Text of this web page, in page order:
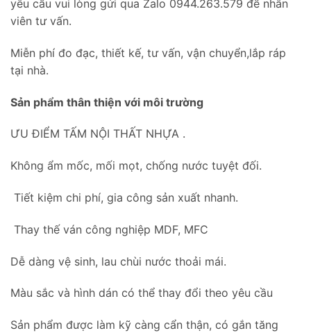
yêu cầu vui lòng gửi qua Zalo 0944.263.579 để nhân
viên tư vấn.
Miễn phí đo đạc, thiết kế, tư vấn, vận chuyển,lắp ráp
tại nhà.
Sản phẩm thân thiện với môi trường
ƯU ĐIỂM TẤM NỘI THẤT NHỰA .
Không ẩm mốc, mối mọt, chống nước tuyệt đối.
Tiết kiệm chi phí, gia công sản xuất nhanh.
Thay thế ván công nghiệp MDF, MFC
Dễ dàng vệ sinh, lau chùi nước thoải mái.
Màu sắc và hình dán có thể thay đổi theo yêu cầu
Sản phẩm được làm kỹ càng cẩn thận, có gắn tăng